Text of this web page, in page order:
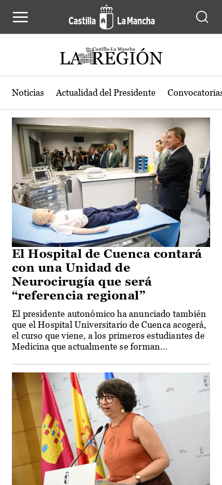
Actualidad de la región de Castilla-
Noticias Actualidad del Presidente
El Hospital de Cuenca contará
con una Unidad de
Neurocirugía que será
“referencia regional”
El presidente autonómico ha anunciado también
que el Hospital Universitario de Cuenca acogerá,
el curso que viene, a los primeros estudiantes de
Medicina que actualmente se forman...